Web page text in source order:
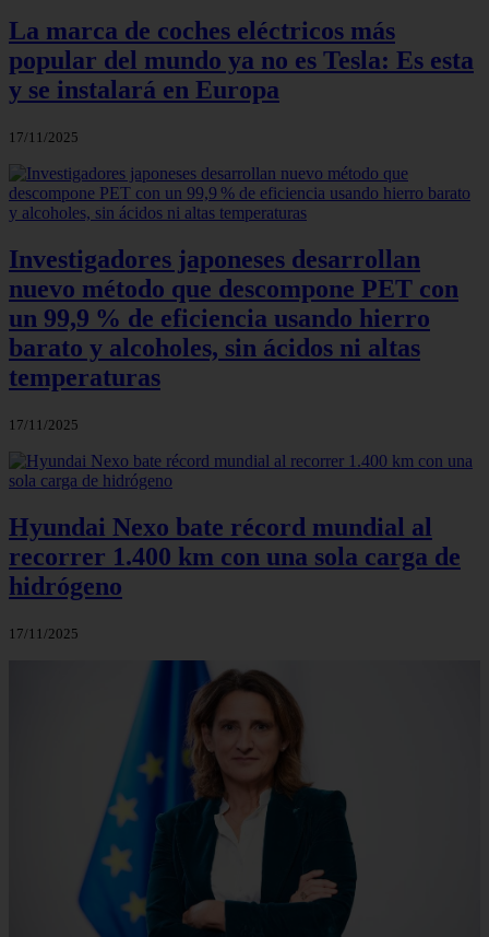
La marca de coches eléctricos más
popular del mundo ya no es Tesla: Es esta
y se instalará en Europa
17/11/2025
Investigadores japoneses desarrollan
nuevo método que descompone PET con
un 99,9 % de eficiencia usando hierro
barato y alcoholes, sin ácidos ni altas
temperaturas
17/11/2025
Hyundai Nexo bate récord mundial al
recorrer 1.400 km con una sola carga de
hidrógeno
17/11/2025